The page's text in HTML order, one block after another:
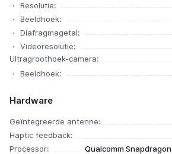
Resolutie:
Beeldhoek:
Diafragmagetal:
Videoresolutie:
Ultragroothoek-camera:
Beeldhoek:
Hardware
Geïntegreerde antenne:
Haptic feedback:
Processor:
Qualcomm